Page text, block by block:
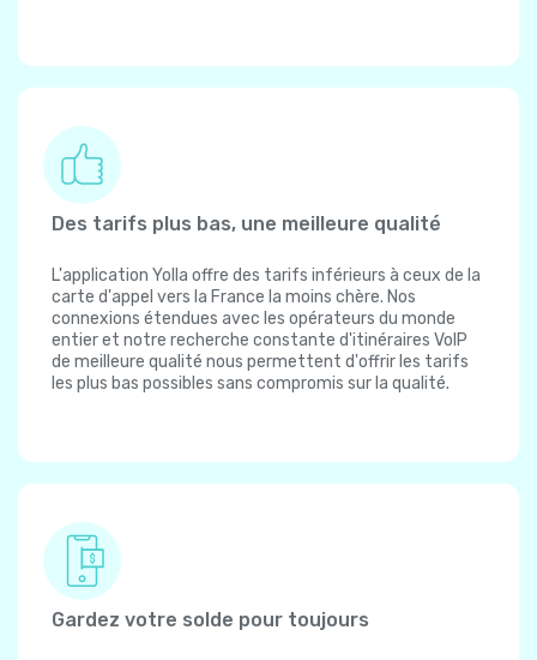
Des tarifs plus bas, une meilleure qualité
L'application Yolla offre des tarifs inférieurs à ceux de la
carte d'appel vers la France la moins chère. Nos
connexions étendues avec les opérateurs du monde
entier et notre recherche constante d'itinéraires VoIP
de meilleure qualité nous permettent d'offrir les tarifs
les plus bas possibles sans compromis sur la qualité.
Gardez votre solde pour toujours